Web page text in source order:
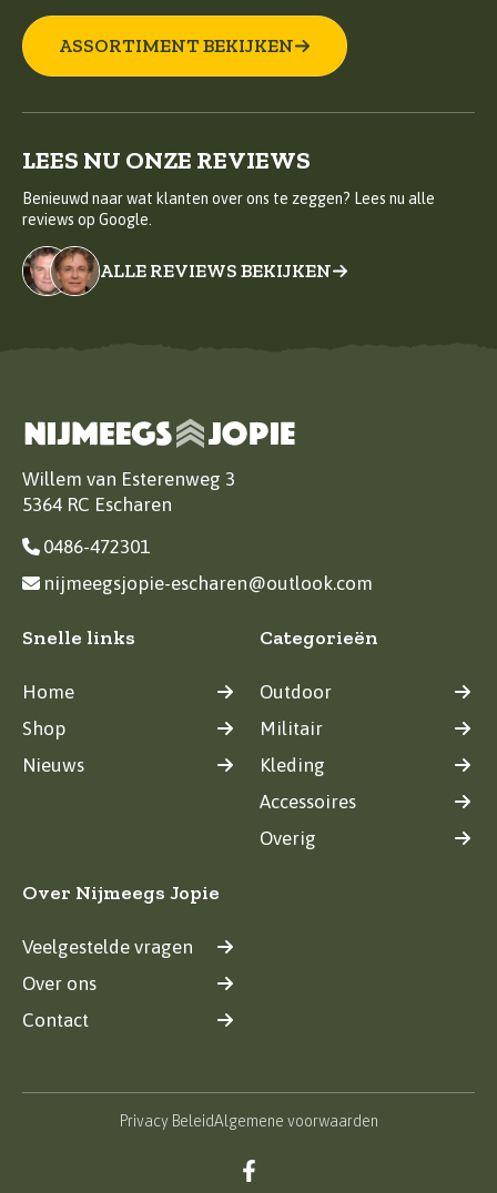
ASSORTIMENT BEKIJKEN
LEES NU ONZE REVIEWS
Benieuwd naar wat klanten over ons te zeggen? Lees nu alle
reviews op Google.
ALLE REVIEWS BEKIJKEN
Willem van Esterenweg 3
5364 RC Escharen
0486-472301
nijmeegsjopie-escharen@outlook.com
Snelle links
Home
Shop
Nieuws
Categorieën
Outdoor
Militair
Kleding
Accessoires
Overig
Over Nijmeegs Jopie
Veelgestelde vragen
Over ons
Contact
Privacy BeleidAlgemene voorwaarden